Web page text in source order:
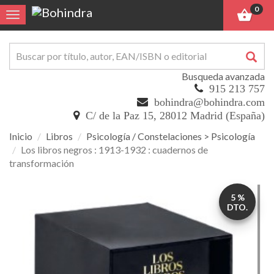
Toggle navigation
0
Busqueda avanzada
915 213 757
bohindra@bohindra.com
C/ de la Paz 15, 28012 Madrid (España)
Inicio Libros
Psicología / Constelaciones > Psicología
Los libros negros : 1913-1932 : cuadernos de
transformación
libros
5 %
DTO.